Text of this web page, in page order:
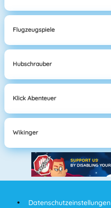
Flugzeugspiele
Hubschrauber
Klick Abenteuer
Wikinger
Datenschutzeinstellungen